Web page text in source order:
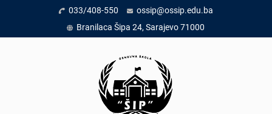
033/408-550
ossip@ossip.edu.ba
Branilaca Šipa 24, Sarajevo 71000